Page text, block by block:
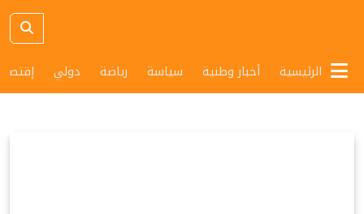
الرئيسية أخبار وطنية سياسة رياضة دولي